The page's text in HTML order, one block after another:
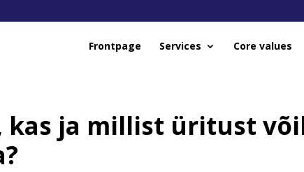
Frontpage Services Core values
kas ja millist üritust